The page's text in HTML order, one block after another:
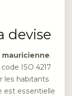
devise
mauricienne.
ISO 4217
les habitants
est essentielle